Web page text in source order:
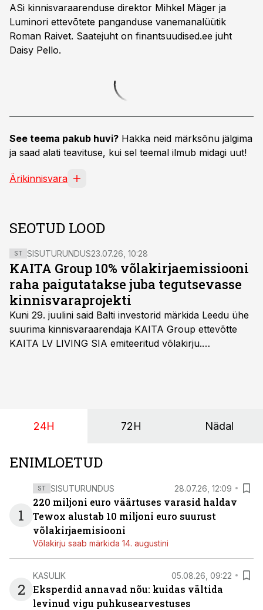
ASi kinnisvaraarenduse direktor Mihkel Mäger ja
Luminori ettevõtete panganduse vanemanalüütik
Roman Raivet. Saatejuht on finantsuudised.ee juht
Daisy Pello.
See teema pakub huvi? Hakka neid märksõnu jälgima
ja saad alati teavituse, kui sel teemal ilmub midagi uut!
Ärikinnisvara
SEOTUD LOOD
ST SISUTURUNDUS23.07.26, 10:28
KAITA Group 10% võlakirjaemissiooni
raha paigutatakse juba tegutsevasse
kinnisvaraprojekti
Kuni 29. juulini said Balti investorid märkida Leedu ühe
suurima kinnisvaraarendaja KAITA Group ettevõtte
KAITA LV LIVING SIA emiteeritud võlakirju.
24H 72H Nädal
ENIMLOETUD
1
ST SISUTURUNDUS 28.07.26, 12:09
220 miljoni euro väärtuses varasid haldav
Tewox alustab 10 miljoni euro suurust
võlakirjaemisiooni
Võlakirju saab märkida 14. augustini
2
KASULIK 05.08.26, 09:22
Eksperdid annavad nõu: kuidas vältida
levinud vigu puhkusearvestuses